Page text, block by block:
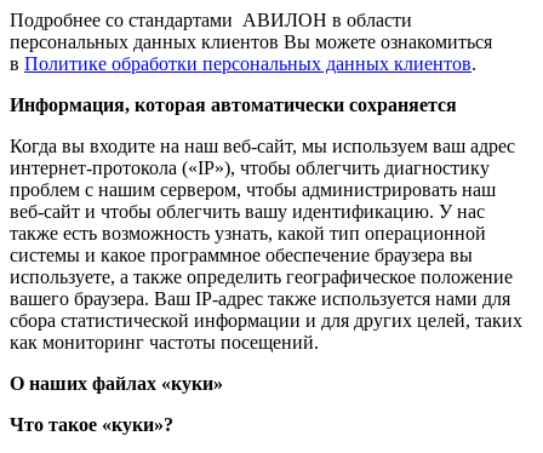
Подробнее со стандартами АВИЛОН в области
персональных данных клиентов Вы можете ознакомиться
в Политике обработки персональных данных клиентов.
Информация, которая автоматически сохраняется
Когда вы входите на наш веб-сайт, мы используем ваш адрес
интернет-протокола («IP»), чтобы облегчить диагностику
проблем с нашим сервером, чтобы администрировать наш
веб-сайт и чтобы облегчить вашу идентификацию. У нас
также есть возможность узнать, какой тип операционной
системы и какое программное обеспечение браузера вы
используете, а также определить географическое положение
вашего браузера. Ваш IP-адрес также используется нами для
сбора статистической информации и для других целей, таких
как мониторинг частоты посещений.
О наших файлах «куки»
Что такое «куки»?